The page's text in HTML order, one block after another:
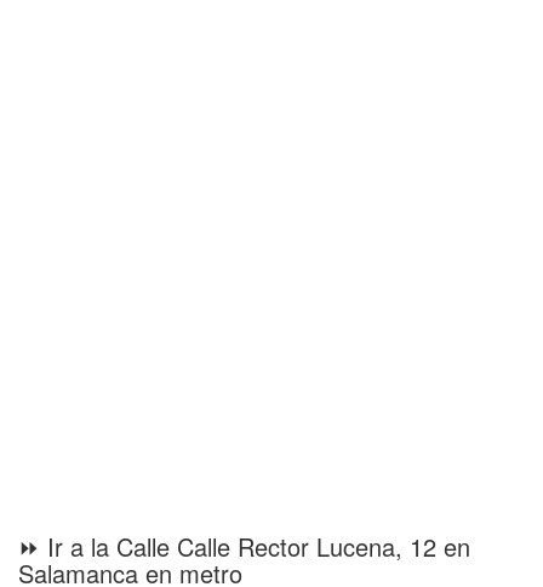
⏩ Ir a la Calle Calle Rector Lucena, 12 en
Salamanca en metro